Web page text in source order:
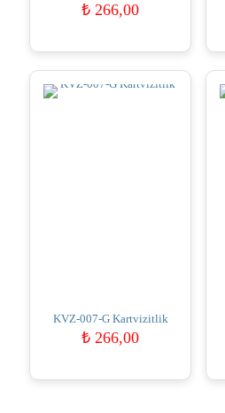
₺ 266,00
KVZ-007-G Kartvizitlik
₺ 266,00